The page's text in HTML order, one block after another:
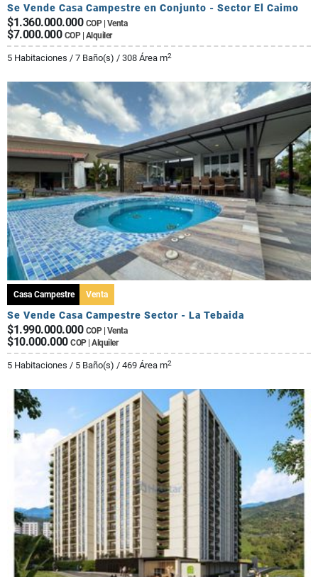
Se Vende Casa Campestre en Conjunto - Sector El Caimo
$1.360.000.000 COP | Venta
$7.000.000 COP | Alquiler
5 Habitaciones / 7 Baño(s) / 308 Área m2
Casa Campestre Venta
Se Vende Casa Campestre Sector - La Tebaida
$1.990.000.000 COP | Venta
$10.000.000 COP | Alquiler
5 Habitaciones / 5 Baño(s) / 469 Área m2